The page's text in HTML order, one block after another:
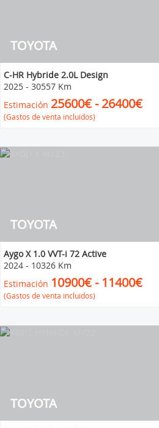
TOYOTA
C-HR Hybride 2.0L Design
2025 - 30557 Km
Estimación 25600€ - 26400€
(Gastos de venta incluidos)
TOYOTA
Aygo X 1.0 VVT-i 72 Active
2024 - 10326 Km
Estimación 10900€ - 11400€
(Gastos de venta incluidos)
TOYOTA